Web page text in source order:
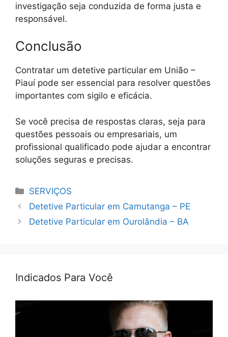
investigação seja conduzida de forma justa e
responsável.
Conclusão
Contratar um detetive particular em União –
Piauí pode ser essencial para resolver questões
importantes com sigilo e eficácia.
Se você precisa de respostas claras, seja para
questões pessoais ou empresariais, um
profissional qualificado pode ajudar a encontrar
soluções seguras e precisas.
Categorias
SERVIÇOS
Detetive Particular em Camutanga – PE
Detetive Particular em Ourolândia – BA
Indicados Para Você